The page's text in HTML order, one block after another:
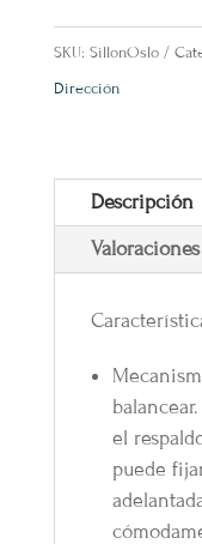
SKU: SillonOslo
Dirección
Descripción
el
puede